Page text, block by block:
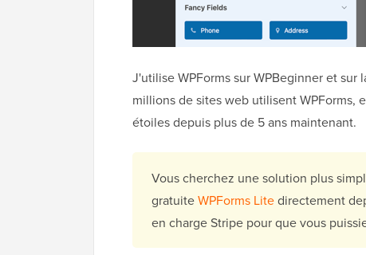
J'utilise WPForms sur WPBeginner et
millions de sites web utilisent
étoiles depuis plus de 5 ans maintenant.
Vous cherchez une solution plus
gratuiteWPForms Litedirectement
en charge Stripe pour que vous